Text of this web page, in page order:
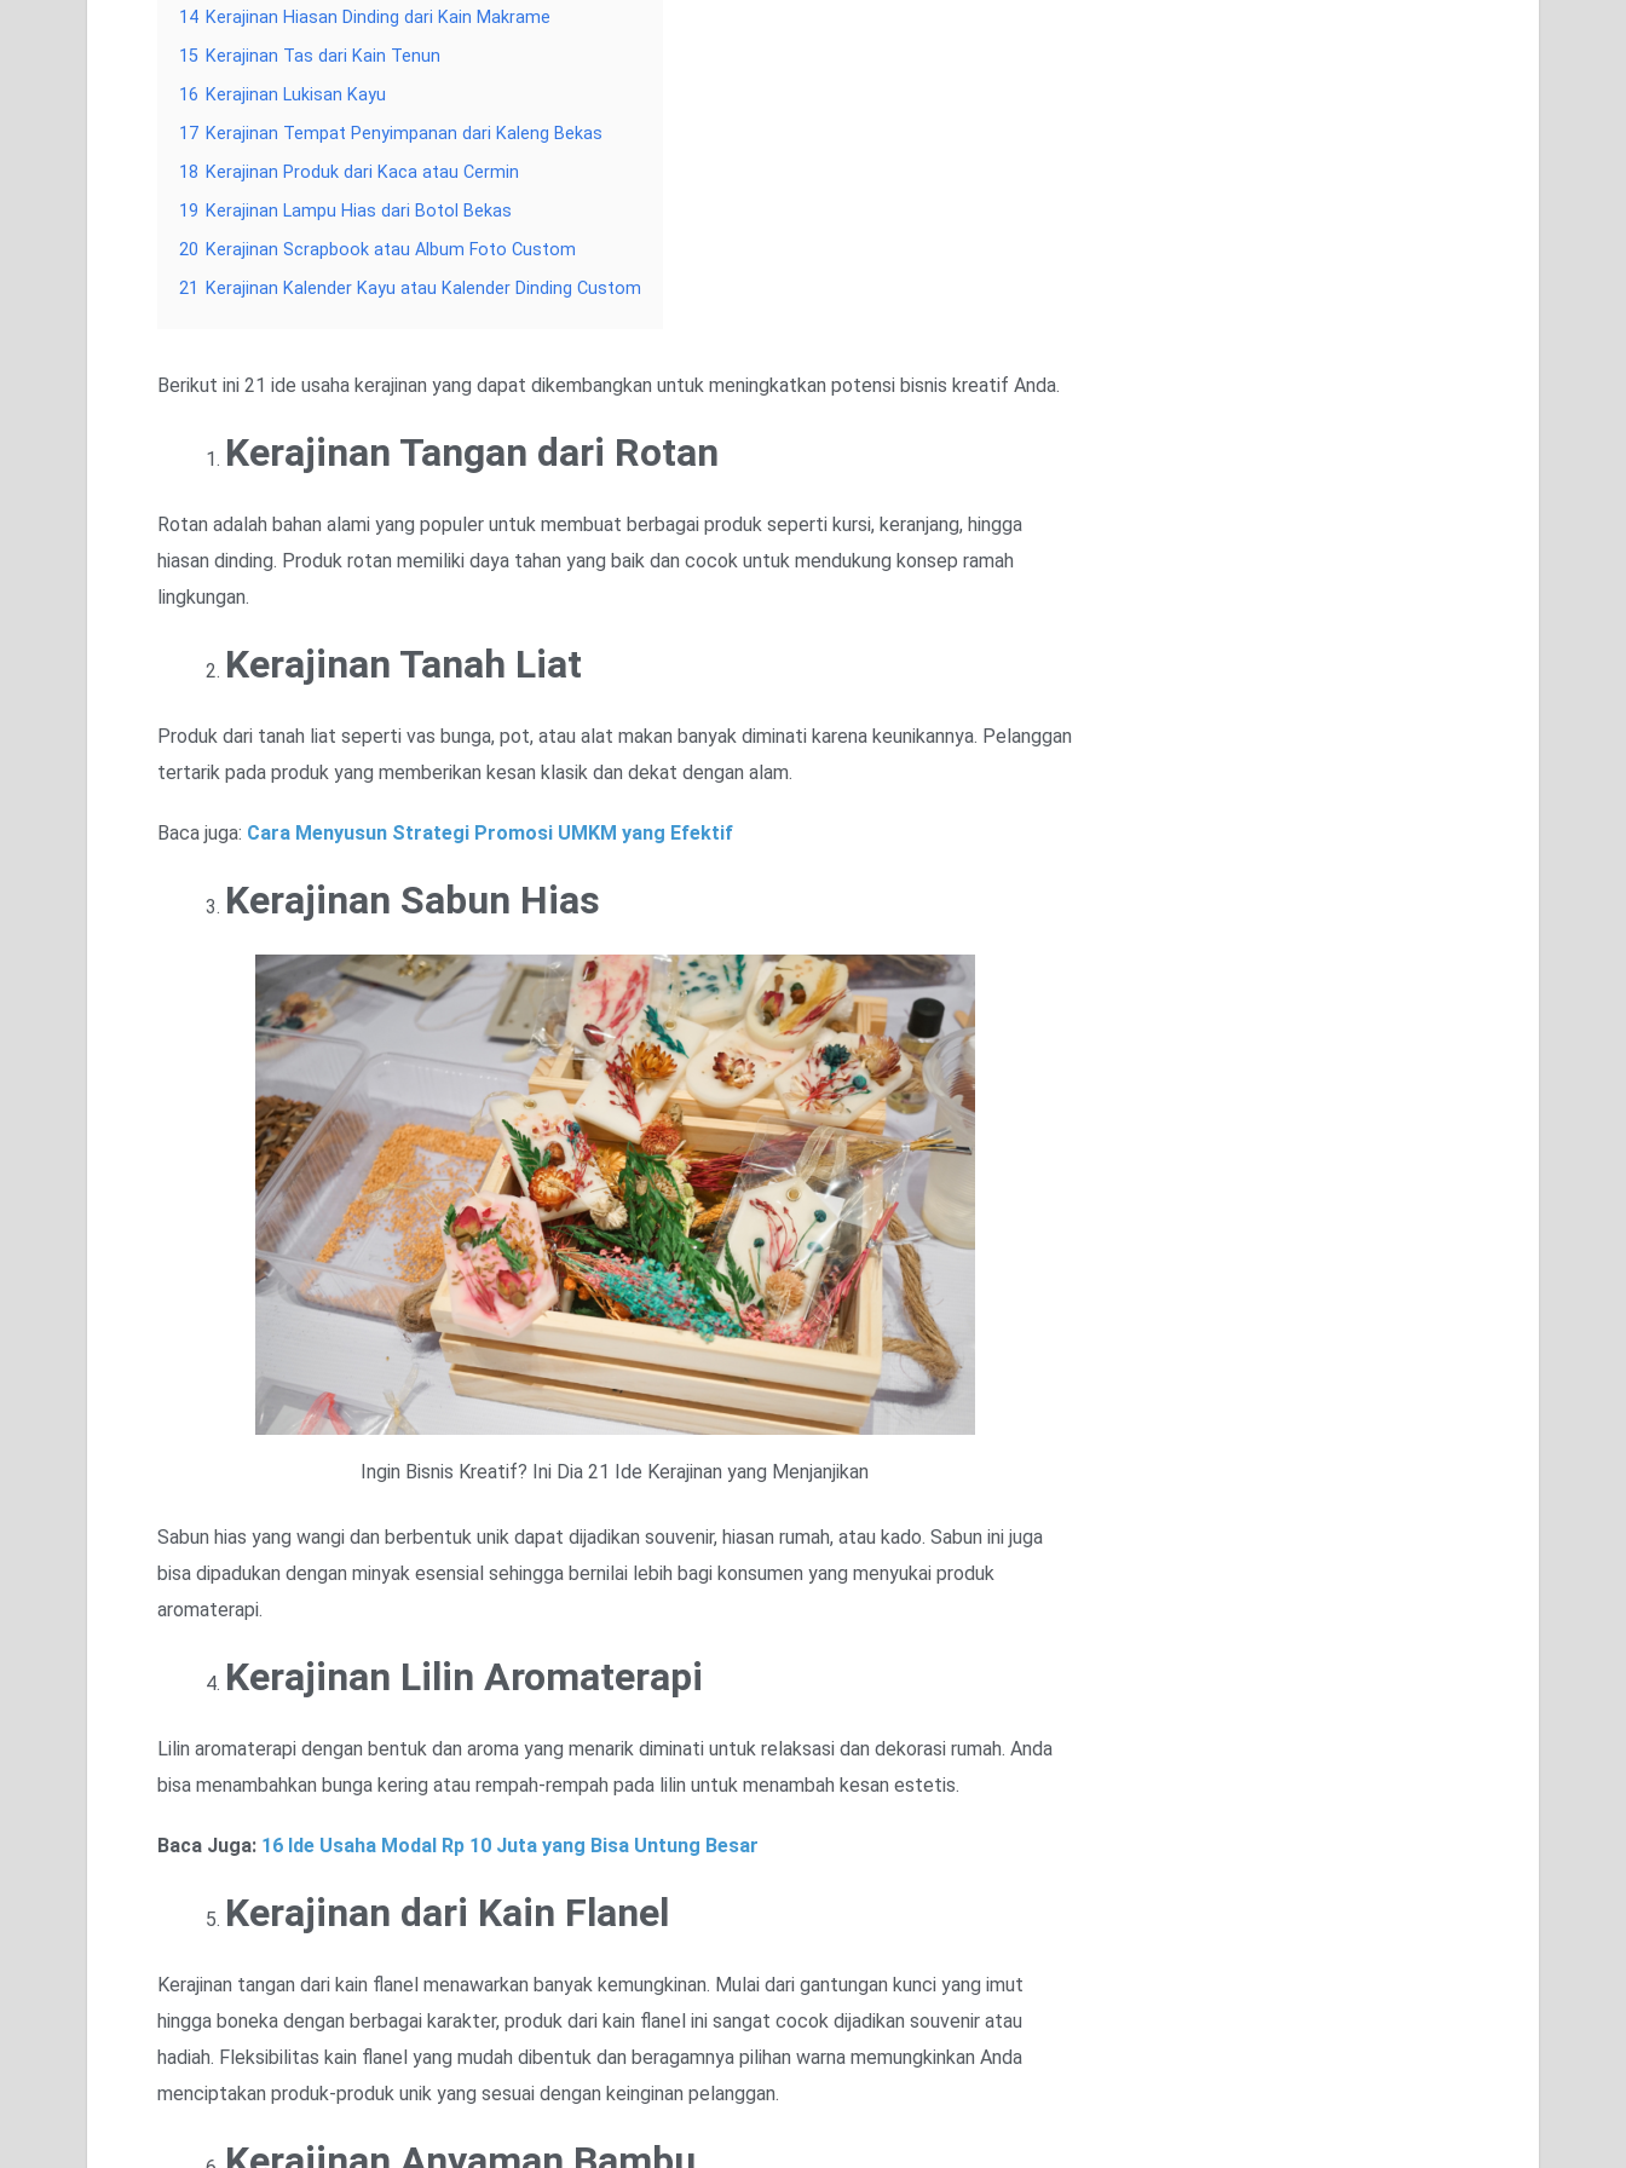
14 Kerajinan Hiasan Dinding dari Kain Makrame
15 Kerajinan Tas dari Kain Tenun
16 Kerajinan Lukisan Kayu
17 Kerajinan Tempat Penyimpanan dari Kaleng Bekas
18 Kerajinan Produk dari Kaca atau Cermin
19 Kerajinan Lampu Hias dari Botol Bekas
20 Kerajinan Scrapbook atau Album Foto Custom
21
Kerajinan Kalender Kayu atau Kalender Dinding Custom
Berikut ini 21 ide usaha kerajinan yang dapat dikembangkan untuk meningkatkan potensi bisnis kreatif Anda.
Kerajinan Tangan dari Rotan
Rotan adalah bahan alami yang populer untuk membuat berbagai produk seperti kursi, keranjang, hingga
hiasan dinding. Produk rotan memiliki daya tahan yang baik dan cocok untuk mendukung konsep ramah
lingkungan.
Kerajinan Tanah Liat
Produk dari tanah liat seperti vas bunga, pot, atau alat makan banyak diminati karena keunikannya. Pelanggan
tertarik pada produk yang memberikan kesan klasik dan dekat dengan alam.
Baca juga: Cara Menyusun Strategi Promosi UMKM yang Efektif
Kerajinan Sabun Hias
Ingin Bisnis Kreatif? Ini Dia 21 Ide Kerajinan yang Menjanjikan
Sabun hias yang wangi dan berbentuk unik dapat dijadikan souvenir, hiasan rumah, atau kado. Sabun ini juga
bisa dipadukan dengan minyak esensial sehingga bernilai lebih bagi konsumen yang menyukai produk
aromaterapi.
Kerajinan Lilin Aromaterapi
Lilin aromaterapi dengan bentuk dan aroma yang menarik diminati untuk relaksasi dan dekorasi rumah. Anda
bisa menambahkan bunga kering atau rempah-rempah pada lilin untuk menambah kesan estetis.
Baca Juga: 16 Ide Usaha Modal Rp 10 Juta yang Bisa Untung Besar
Kerajinan dari Kain Flanel
Kerajinan tangan dari kain flanel menawarkan banyak kemungkinan. Mulai dari gantungan kunci yang imut
hingga boneka dengan berbagai karakter, produk dari kain flanel ini sangat cocok dijadikan souvenir atau
hadiah. Fleksibilitas kain flanel yang mudah dibentuk dan beragamnya pilihan warna memungkinkan Anda
menciptakan produk-produk unik yang sesuai dengan keinginan pelanggan.